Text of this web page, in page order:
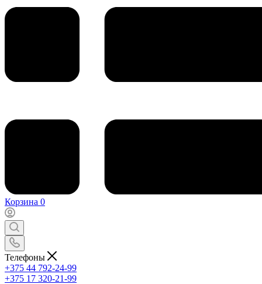
Корзина 0
Телефоны
+375 44 792-24-99
+375 17 320-21-99